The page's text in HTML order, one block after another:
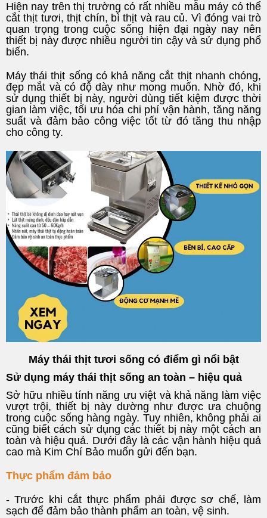
Hiện nay trên thị trường có rất nhiều mẫu máy có thể
cắt thịt tươi, thịt chín, bì thịt và rau củ. Vì đóng vai trò
quan trọng trong cuộc sống hiện đại ngày nay nên
thiết bị này được nhiều người tin cậy và sử dụng phổ
biến.
Máy thái thịt sống có khả năng cắt thịt nhanh chóng,
đẹp mắt và có độ dày như mong muốn. Nhờ đó, khi
sử dụng thiết bị này, người dùng tiết kiệm được thời
gian làm việc, tối ưu hóa chi phí vận hành, tăng năng
suất và đảm bảo công việc tốt từ đó tăng thu nhập
cho công ty.
Máy thái thịt tươi sống có điểm gì nổi bật
Sử dụng máy thái thịt sống an toàn – hiệu quả
Sở hữu nhiều tính năng ưu việt và khả năng làm việc
vượt trội, thiết bị này dường như được ưa chuộng
trong cuộc sống hàng ngày. Tuy nhiên, không phải ai
cũng biết cách sử dụng các thiết bị này một cách an
toàn và hiệu quả. Dưới đây là các vận hành hiệu quả
cao mà Kim Chí Bảo muốn gửi đến bạn.
Thực phẩm đảm bảo
- Trước khi cắt thực phẩm phải được sơ chế, làm
sạch để đảm bảo thành phẩm an toàn, vệ sinh.